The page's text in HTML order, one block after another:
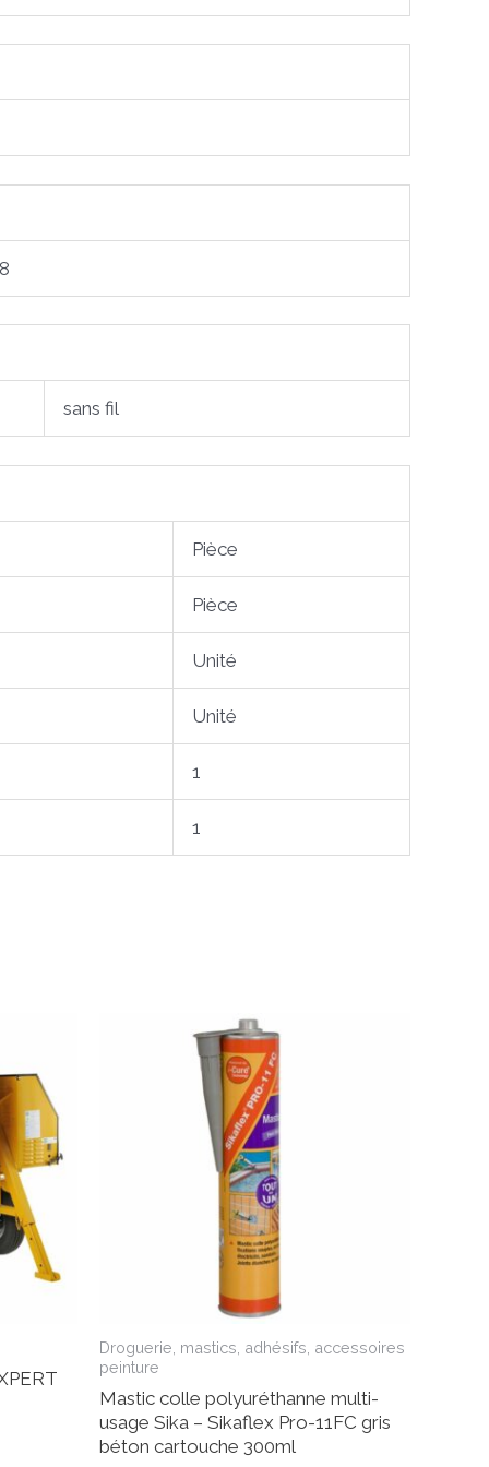
sans fil
Pièce
Pièce
Unité
Unité
1
1
Droguerie, mastics, adhésifs, accessoires
peinture
Mastic colle polyuréthanne multi-
usage Sika – Sikaflex Pro-11FC gris
béton cartouche 300ml